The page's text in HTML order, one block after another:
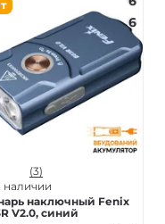
6
(3)
наличии
наключный Fenix
V2.0, синий